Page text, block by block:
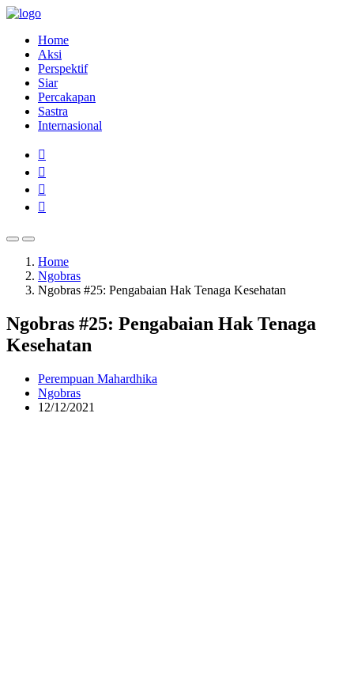
Home
Aksi
Perspektif
Siar
Percakapan
Sastra
Internasional
Home
Ngobras
Ngobras #25: Pengabaian Hak Tenaga Kesehatan
Ngobras #25: Pengabaian Hak Tenaga
Kesehatan
Perempuan Mahardhika
Ngobras
12/12/2021